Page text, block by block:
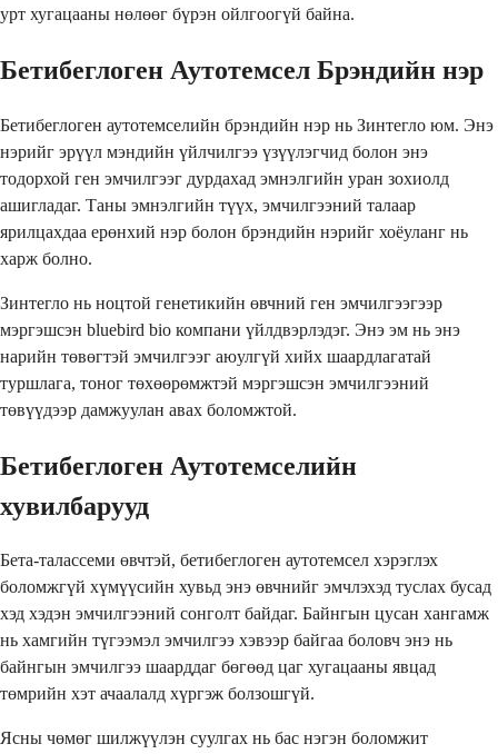
урт хугацааны нөлөөг бүрэн ойлгоогүй байна.
Бетибеглоген Аутотемсел Брэндийн нэр
Бетибеглоген аутотемселийн брэндийн нэр нь Зинтегло юм. Энэ
нэрийг эрүүл мэндийн үйлчилгээ үзүүлэгчид болон энэ
тодорхой ген эмчилгээг дурдахад эмнэлгийн уран зохиолд
ашигладаг. Таны эмнэлгийн түүх, эмчилгээний талаар
ярилцахдаа ерөнхий нэр болон брэндийн нэрийг хоёуланг нь
харж болно.
Зинтегло нь ноцтой генетикийн өвчний ген эмчилгээгээр
мэргэшсэн bluebird bio компани үйлдвэрлэдэг. Энэ эм нь энэ
нарийн төвөгтэй эмчилгээг аюулгүй хийх шаардлагатай
туршлага, тоног төхөөрөмжтэй мэргэшсэн эмчилгээний
төвүүдээр дамжуулан авах боломжтой.
Бетибеглоген Аутотемселийн
хувилбарууд
Бета-талассеми өвчтэй, бетибеглоген аутотемсел хэрэглэх
боломжгүй хүмүүсийн хувьд энэ өвчнийг эмчлэхэд туслах бусад
хэд хэдэн эмчилгээний сонголт байдаг. Байнгын цусан хангамж
нь хамгийн түгээмэл эмчилгээ хэвээр байгаа боловч энэ нь
байнгын эмчилгээ шаарддаг бөгөөд цаг хугацааны явцад
төмрийн хэт ачаалалд хүргэж болзошгүй.
Ясны чөмөг шилжүүлэн суулгах нь бас нэгэн боломжит